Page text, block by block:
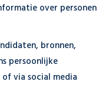
over personen
bronnen,
persoonlijke
via social media